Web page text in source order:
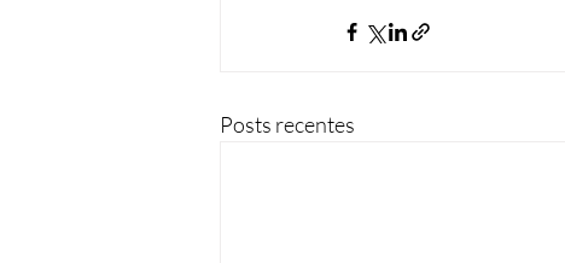
Posts recentes